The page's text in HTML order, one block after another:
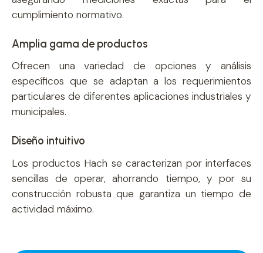
cumplimiento normativo.
Amplia gama de productos
Ofrecen una variedad de opciones y análisis
específicos que se adaptan a los requerimientos
particulares de diferentes aplicaciones industriales y
municipales.
Diseño intuitivo
Los productos Hach se caracterizan por interfaces
sencillas de operar, ahorrando tiempo, y por su
construcción robusta que garantiza un tiempo de
actividad máximo.